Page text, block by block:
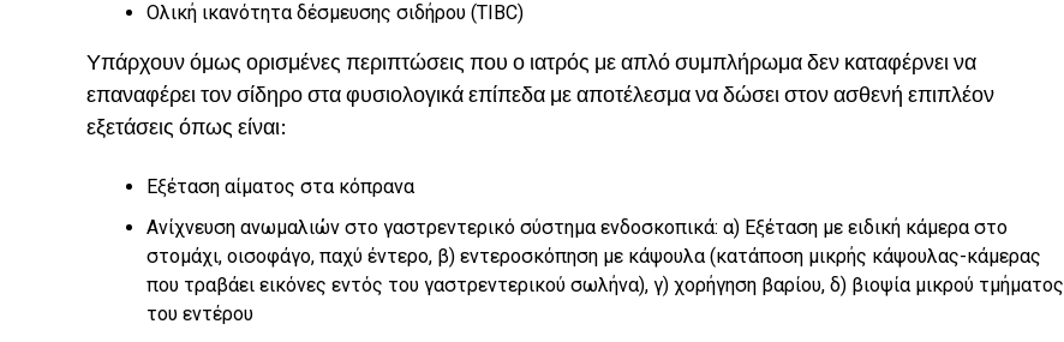
Ολική ικανότητα δέσμευσης σιδήρου (TIBC)
Υπάρχουν όμως ορισμένες περιπτώσεις που ο ιατρός με απλό συμπλήρωμα δεν καταφέρνει να
επαναφέρει τον σίδηρο στα φυσιολογικά επίπεδα με αποτέλεσμα να δώσει στον ασθενή επιπλέον
εξετάσεις όπως είναι:
Εξέταση αίματος στα κόπρανα
Ανίχνευση ανωμαλιών στο γαστρεντερικό σύστημα ενδοσκοπικά: α) Εξέταση με ειδική κάμερα στο
στομάχι, οισοφάγο, παχύ έντερο, β) εντεροσκόπηση με κάψουλα (κατάποση μικρής κάψουλας-κάμερας
που τραβάει εικόνες εντός του γαστρεντερικού σωλήνα), γ) χορήγηση βαρίου, δ) βιοψία μικρού τμήματος
του εντέρου